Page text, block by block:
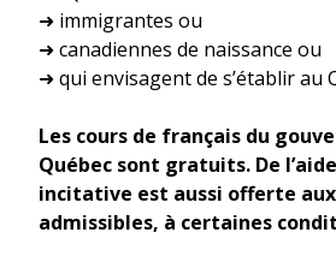
➜ immigrantes ou
➜ canadiennes de naissance ou
➜ qui envisagent de s’établir au
Les cours de français du
Québec sont gratuits. De
incitative est aussi offerte
admissibles, à certaines